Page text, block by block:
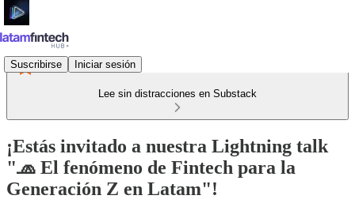
Suscribirse Iniciar sesión
Lee sin distracciones en Substack
¡Estás invitado a nuestra Lightning talk
"🧢 El fenómeno de Fintech para la
Generación Z en Latam"!